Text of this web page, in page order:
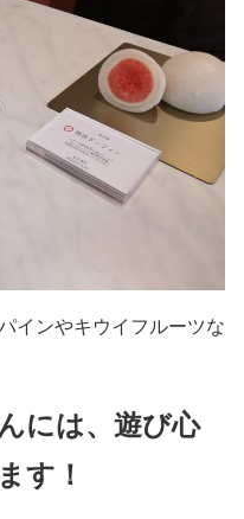
インやキウイフルーツな
には、遊び心
す！